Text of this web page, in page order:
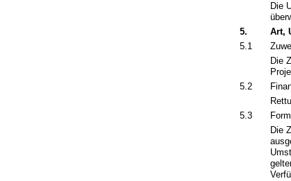
Die
5.
Art,
5.1
Die
5.2
5.3
Die